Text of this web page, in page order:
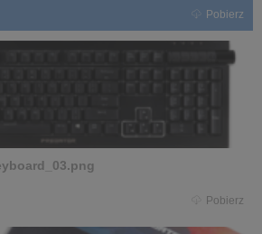
Pobierz
Pobierz